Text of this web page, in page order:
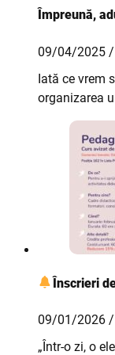
Împreună,
09/04/2025 /
Iată ce vrem
organizarea
Înscrieri
09/01/2026 /
„Într-o zi, o